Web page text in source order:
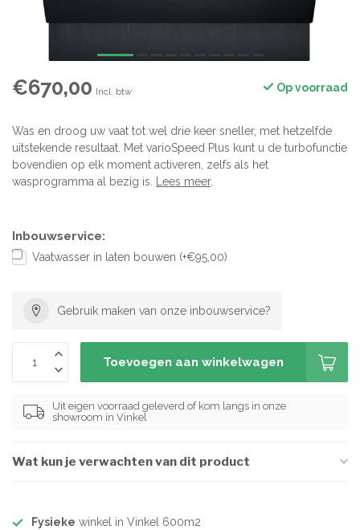
€670,00 Incl. btw Op voorraad
Was en droog uw vaat tot wel drie keer sneller, met hetzelfde
uitstekende resultaat. Met varioSpeed ​​Plus kunt u de turbofunctie
bovendien op elk moment activeren, zelfs als het
wasprogramma al bezig is. Lees meer.
Inbouwservice:
Vaatwasser in laten bouwen (+€95,00)
Gebruik maken van onze inbouwservice?
Toevoegen aan winkelwagen
Uit eigen voorraad geleverd of kom langs in onze
showroom in Vinkel
Wat kun je verwachten van dit product
Fysieke winkel in Vinkel 600m2